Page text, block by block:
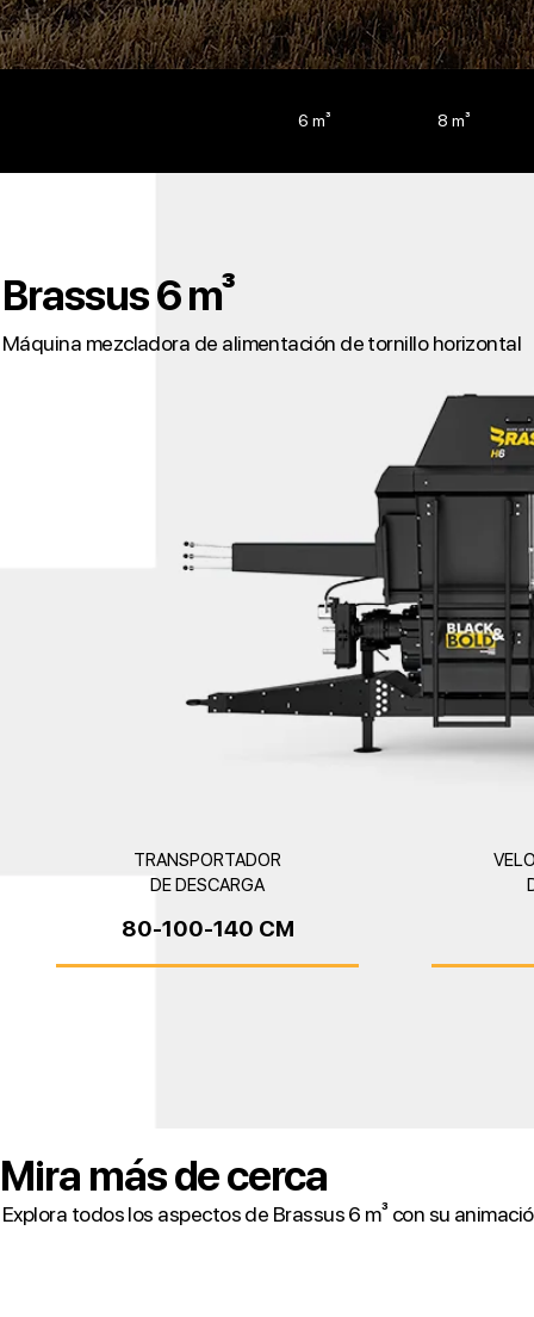
6 m³ 8 m³
Brassus 6 m³
Máquina mezcladora de alimentación de tornillo horizontal
80-100-140 CM
TRANSPORTADOR
DE DESCARGA
Mira más de cerca
Explora todos los aspectos de Brassus 6 m³ con su